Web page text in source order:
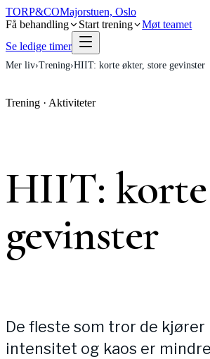
TORP&COMajorstuen, Oslo
Få behandling
Start trening
Møt teamet
Se ledige timer
Mer liv›Trening›HIIT: korte økter, store gevinster
Trening · Aktiviteter
HIIT: korte
gevinster
De fleste som tror de
intensitet og kaos er